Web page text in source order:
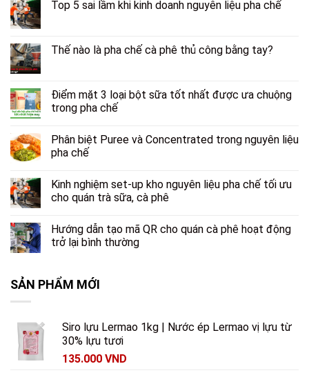
Top 5 sai lầm khi kinh doanh nguyên liệu pha chế
Thế nào là pha chế cà phê thủ công bằng tay?
Điểm mặt 3 loại bột sữa tốt nhất được ưa chuộng
trong pha chế
Phân biệt Puree và Concentrated trong nguyên liệu
pha chế
Kinh nghiệm set-up kho nguyên liệu pha chế tối ưu
cho quán trà sữa, cà phê
Hướng dẫn tạo mã QR cho quán cà phê hoạt động
trở lại bình thường
SẢN PHẨM MỚI
Siro lựu Lermao 1kg | Nước ép Lermao vị lựu từ
30% lựu tươi
135.000 VND